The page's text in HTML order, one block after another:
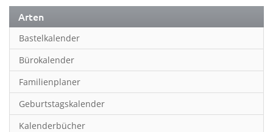
Essen & Trinken
Familienplaner
Fantasy
Film
Fotokunst
Frauen
Arten
Bastelkalender
Bürokalender
Familienplaner
Geburtstagskalender
Kalenderbücher